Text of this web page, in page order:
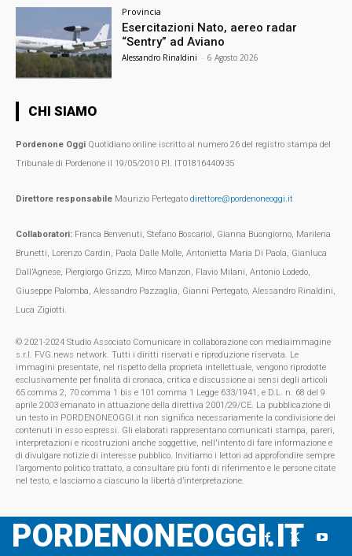
Provincia
Esercitazioni Nato, aereo radar
“Sentry” ad Aviano
Alessandro Rinaldini - 6 Agosto 2026
CHI SIAMO
Pordenone Oggi Quotidiano online iscritto al numero 26 del registro stampa del
Tribunale di Pordenone il 19/05/2010 P.I. IT01816440935
Direttore responsabile Maurizio Pertegato direttore@pordenoneoggi.it
Collaboratori: Franca Benvenuti, Stefano Boscariol, Gianna Buongiorno, Marilena
Brunetti, Lorenzo Cardin, Paola Dalle Molle, Antonietta Maria Di Paola, Gianluca
Dall’Agnese, Piergiorgo Grizzo, Mirco Manzon, Flavio Milani, Antonio Lodedo,
Giuseppe Palomba, Alessandro Pazzaglia, Gianni Pertegato, Alessandro Rinaldini,
Luca Zigiotti.
© 2021-2024 Studio Associato Comunicare in collaborazione con mediaimmagine
s.r.l. FVG.news network. Tutti i diritti riservati e riproduzione riservata. Le
immagini presentate, nel rispetto della proprietà intellettuale, vengono riprodotte
esclusivamente per finalità di cronaca, critica e discussione ai sensi degli articoli
65 comma 2, 70 comma 1 bis e 101 comma 1 Legge 633/1941, e D.L. n. 68 del 9
aprile 2003 emanato in attuazione della direttiva 2001/29/CE. La pubblicazione di
un testo in PORDENONEOGGI.it non significa necessariamente la condivisione dei
contenuti in esso espressi. Gli elaborati rappresentano comunicati stampa, pareri,
interpretazioni e ricostruzioni anche soggettive, nell'intento di fare informazione e
di divulgare notizie di interesse pubblico. Invitiamo i lettori ad approfondire sempre
l’argomento politico trattato, a consultare più fonti di riferimento e le persone citate
nel testo, e lasciamo a ciascuno la libertà d’interpretazione.
PORDENONEOGGI.IT